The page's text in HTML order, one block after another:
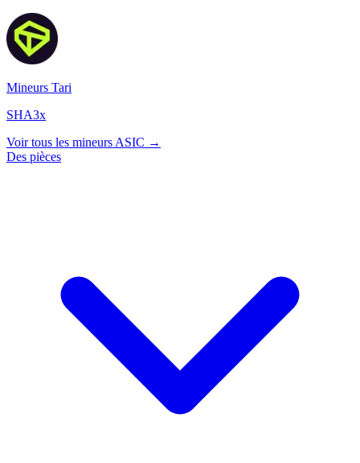
Mineurs Tari
SHA3x
Voir tous les mineurs ASIC →
Des pièces